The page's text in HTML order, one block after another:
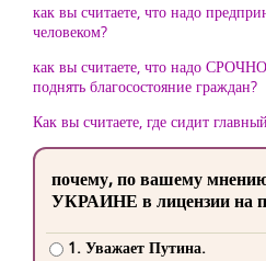
как вы считаете, что надо
человеком?
как вы считаете, что надо
поднять благосостояние граждан?
Как вы считаете, где сидит
почему, по вашему
УКРАИНЕ в лицензии на
1. Уважает Путина.